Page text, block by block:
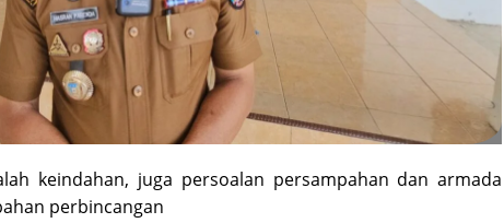
keindahan, juga persoalan persampahan dan armada
perbincangan